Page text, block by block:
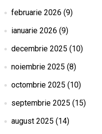
februarie 2026 (9)
ianuarie 2026 (9)
decembrie 2025 (10)
noiembrie 2025 (8)
octombrie 2025 (10)
septembrie 2025 (15)
august 2025 (14)